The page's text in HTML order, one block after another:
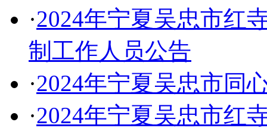
·2024年宁夏吴忠市红
制工作人员公告
·2024年宁夏吴忠市同
·2024年宁夏吴忠市红